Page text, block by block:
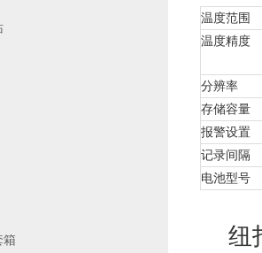
温度范围
温度精度
分辨率
存储容量
报警设置
记录间隔
电池型号
纽
箱